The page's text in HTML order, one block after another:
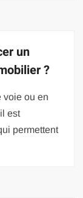
un
?
voie ou en
est
permettent